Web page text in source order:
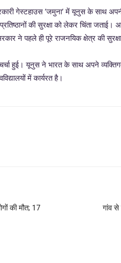
गेस्टहाउस ‘जमुना’ में यूनुस के साथ
की सुरक्षा को लेकर चिंता
ने पहले ही पूरे राजनयिक क्षेत्र की सुरक्षा
हुई। यूनुस ने भारत के साथ अपने
में कार्यरत है।
की मौत; 17
गांव